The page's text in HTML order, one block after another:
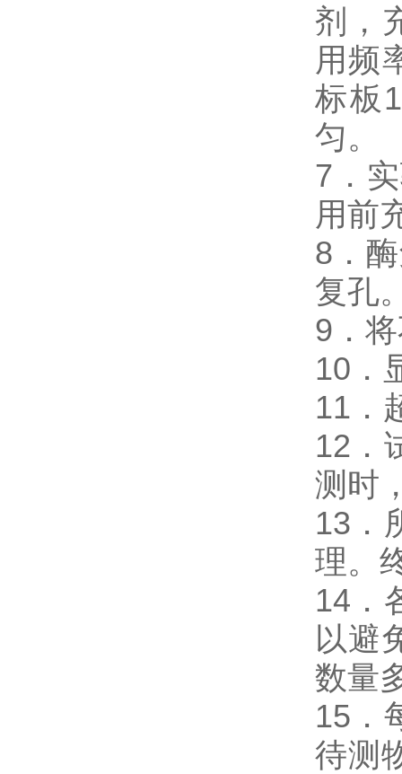
剂，
用频
标板
匀。
7．
用前
8．
复孔
9．
10．
11．
12．
测时
13．
理。
14．
以避
数量
15．
待测